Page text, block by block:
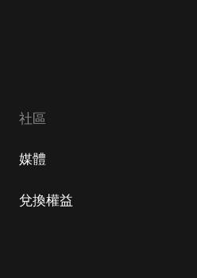
社區
媒體
兌換權益